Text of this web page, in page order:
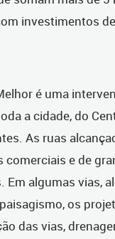
investimentos
é uma
a cidade, do
As ruas
comerciais e de
Em algumas vias,
os
das vias,